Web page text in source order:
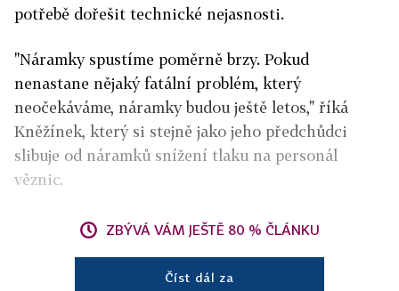
potřebě dořešit technické nejasnosti.
"Náramky spustíme poměrně brzy. Pokud
nenastane nějaký fatální problém, který
neočekáváme, náramky budou ještě letos," říká
Kněžínek, který si stejně jako jeho předchůdci
slibuje od náramků snížení tlaku na personál
věznic.
ZBÝVÁ VÁM JEŠTĚ 80 % ČLÁNKU
Číst dál za